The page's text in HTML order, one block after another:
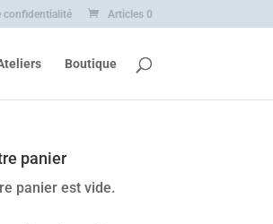
confidentialité Articles 0
Boutique
panier
panier est vide.